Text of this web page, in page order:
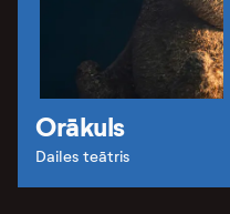
Orākuls
Dailes teātris